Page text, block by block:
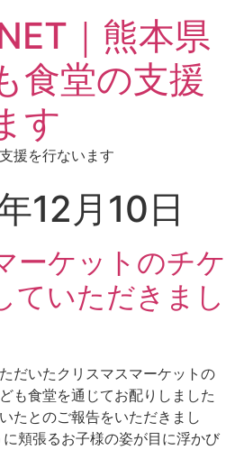
｜熊本県
食堂の支援
す
援を行ないます
12月10日
ーケットのチケ
ていただきまし
だいたクリスマスマーケットの
も食堂を通じてお配りしました
たとのご報告をいただきまし
頬張るお子様の姿が目に浮かび